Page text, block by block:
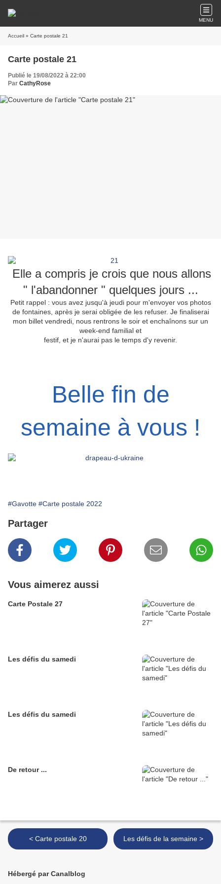
MENU
Accueil » Carte postale 21
Carte postale 21
Publié le 19/08/2022 à 22:00
Par CathyRose
Elle a compris je crois que nous allons
" l'abandonner " quelques jours ...
Petit rappel : vous avez jusqu'à jeudi pour m'envoyer vos photos
de fontaines, après je serai obligée de les refuser. Je finaliserai
mon billet vendredi, nous rentrons le soir et enchaînons sur un
week-end familial et
festif, et je n'aurai pas le temps d'y revenir.
Belle fin de
semaine à vous !
#Gavotte #Carte postale 2022
Partager
Vous aimerez aussi
Carte Postale 27
Les défis du samedi
Les défis du samedi
De retour ...
< Carte postale 20 Les défis de la semaine >
Hébergé par Canalblog